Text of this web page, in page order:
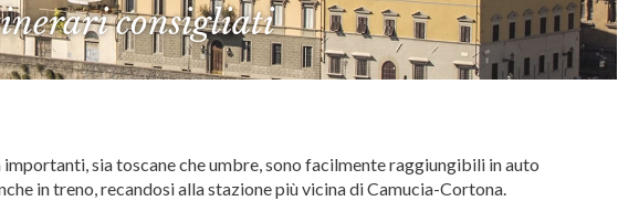
consigliati
sia toscane che umbre, sono facilmente raggiungibili in auto
in treno, recandosi alla stazione più vicina di Camucia-Cortona.